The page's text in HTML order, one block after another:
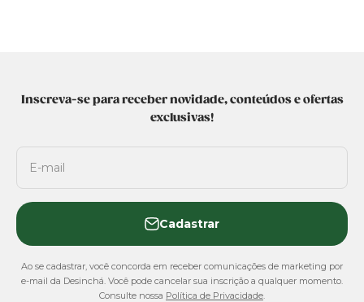
Inscreva-se para receber novidade, conteúdos e ofertas
exclusivas!
E-mail
Cadastrar
Ao se cadastrar, você concorda em receber comunicações de marketing por
e-mail da Desinchá. Você pode cancelar sua inscrição a qualquer momento.
Consulte nossa Política de Privacidade.